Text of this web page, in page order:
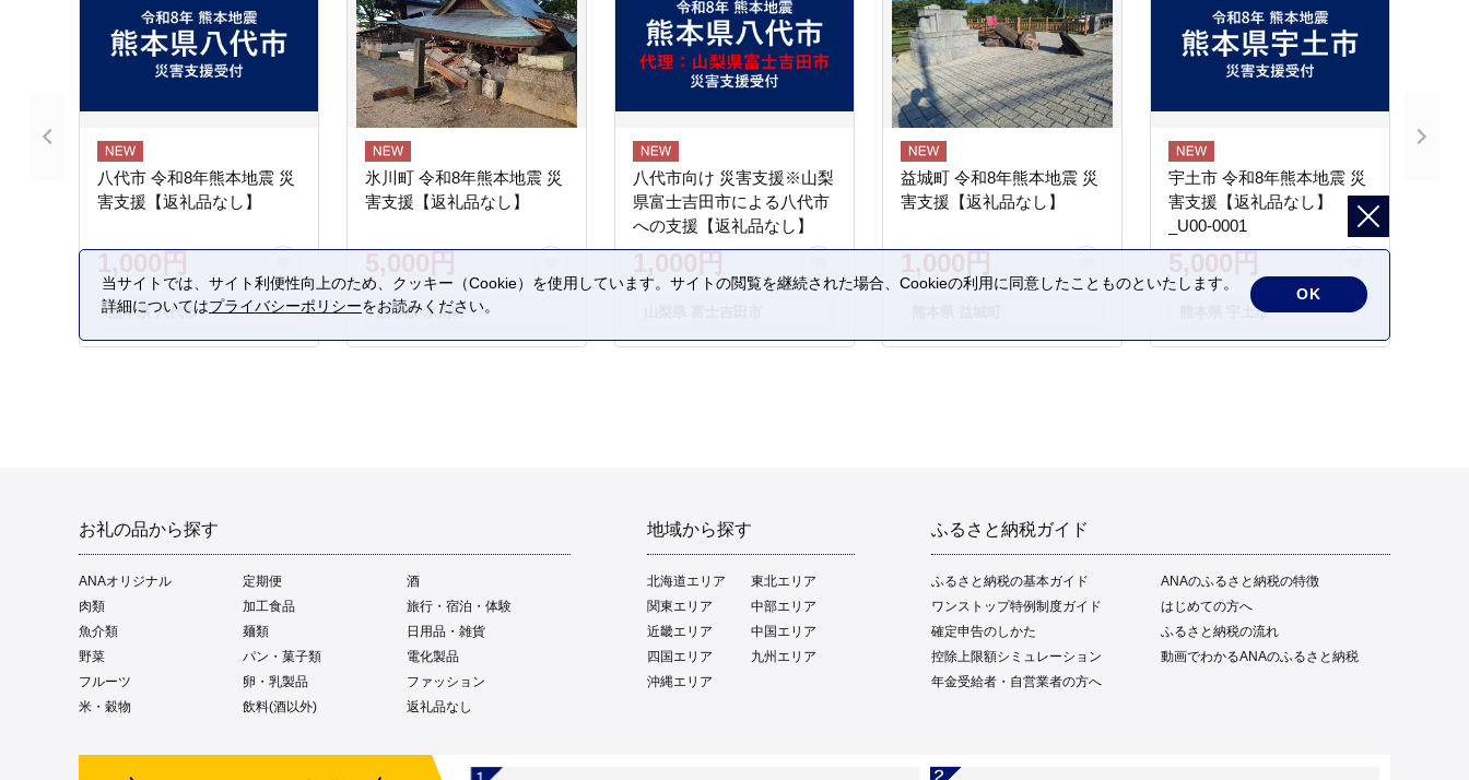
八代市 令和8年熊本地震 災
害支援【返礼品なし】
1,000円
熊本県 八代市
氷川町 令和8年熊本地震 災
害支援【返礼品なし】
5,000円
熊本県 氷川町
八代市向け 災害支援※山梨
県富士吉田市による八代市
への支援【返礼品なし】
1,000円
益城町 令和8年熊本地震 災
害支援【返礼品なし】
1,000円
宇土市 令和8年熊本地震 災
害支援【返礼品なし】
_U00-0001
5,000円
熊本県 宇土市
お礼の品から探す
ANAオリジナル 定期便
酒
肉類
加工食品
旅行・宿泊・体験
魚介類
麺類
日用品・雑貨
野菜
パン・菓子類
電化製品
フルーツ
卵・乳製品
ファッション
米・穀物
飲料(酒以外) 返礼品なし
地域から探す
北海道エリア
東北エリア
関東エリア
中部エリア
近畿エリア
中国エリア
四国エリア
九州エリア
沖縄エリア
ふるさと納税ガイド
ふるさと納税の基本ガイド
ANAのふるさと納税の特徴
ワンストップ特例制度ガイド
はじめての方へ
確定申告のしかた
ふるさと納税の流れ
控除上限額シミュレーション
動画でわかるANAのふるさと納税
年金受給者・自営業者の方へ
当サイトでは、サイト利便性向上のため、クッキー（Cookie）を使用しています。サイトの閲覧を継続された場合、Cookieの利用に同意したことものといたします。
詳細についてはプライバシーポリシーをお読みください。
OK